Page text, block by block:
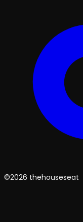
©2026 thehouseseat